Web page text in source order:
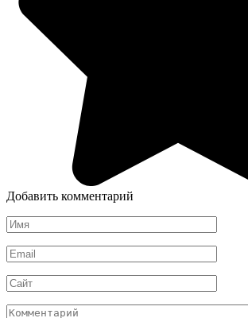
Добавить комментарий
Имя
*
Email
*
Сайт
Комментарий